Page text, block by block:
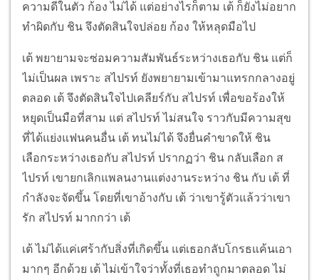
ความดีในตัว ก้อง ไม่ได้ แต่อย่างไรก็ตาม เต้ ก็ยังไม่อยาก
ทำผิดกับ ชิน จึงตัดสินใจปล่อย ก้อง ให้หลุดมือไป
เต้ พยายามจะซ่อมความสัมพันธ์ระหว่างเธอกับ ชิน แต่ก็
ไม่เป็นผล เพราะ สไปรท์ ยังพยายามเข้ามาแทรกกลางอยู่
ตลอด เต้ จึงตัดสินใจไปเคลียร์กับ สไปรท์ เพื่อขอร้องให้
หยุดเป็นมือที่สาม แต่ สไปรท์ ไม่สนใจ ราวกับมีความสุข
ที่ได้แย่งแฟนคนอื่น เต้ ทนไม่ได้ จึงยื่นคำขาดให้ ชิน
เลือกระหว่างเธอกับ สไปรท์ ปรากฏว่า ชิน กลับเลือก ส
ไปรท์ เขายกเลิกแพลนงานแต่งงานระหว่าง ชิน กับ เต้ ที่
กำลังจะจัดขึ้น โดยที่เขาอ้างกับ เต้ ว่าเขารู้ตัวแล้วว่าเขา
รัก สไปรท์ มากกว่า เต้
เต้ ไม่ได้แค่เศร้ากับสิ่งที่เกิดขึ้น แต่เธอกลับโกรธแค้นเอา
มากๆ อีกด้วย เต้ ไม่เข้าใจว่าทั้งที่เธอทำถูกมาตลอด ไม่